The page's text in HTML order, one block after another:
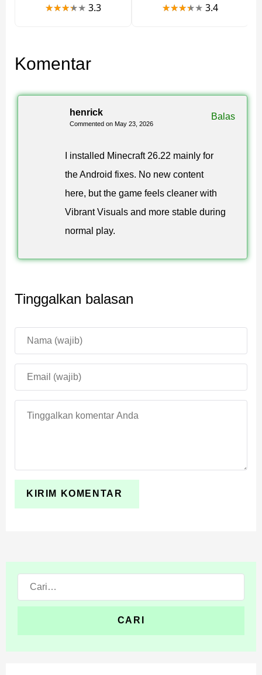
3.3 3.4
Komentar
henrick
Commented on May 23, 2026
I installed Minecraft 26.22 mainly for
the Android fixes. No new content
here, but the game feels cleaner with
Vibrant Visuals and more stable during
normal play.
Balas
Tinggalkan balasan
Cari: